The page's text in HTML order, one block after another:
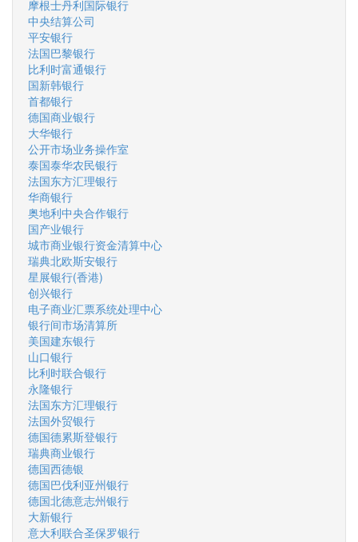
摩根士丹利国际银行
中央结算公司
平安银行
法国巴黎银行
比利时富通银行
国新韩银行
首都银行
德国商业银行
大华银行
公开市场业务操作室
泰国泰华农民银行
法国东方汇理银行
华商银行
奥地利中央合作银行
国产业银行
城市商业银行资金清算中心
瑞典北欧斯安银行
星展银行(香港)
创兴银行
电子商业汇票系统处理中心
银行间市场清算所
美国建东银行
山口银行
比利时联合银行
永隆银行
法国东方汇理银行
法国外贸银行
德国德累斯登银行
瑞典商业银行
德国西德银
德国巴伐利亚州银行
德国北德意志州银行
大新银行
意大利联合圣保罗银行